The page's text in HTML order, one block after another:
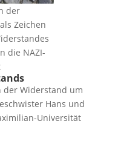
der
Zeichen
die NAZI-
Widerstand um
Hans und
Universität